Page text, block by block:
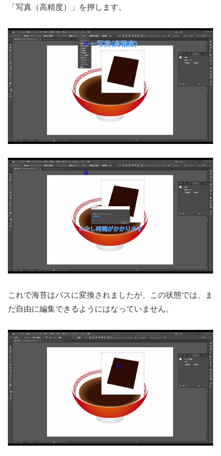
「写真（高精度）」を押します。
これで海苔はパスに変換されましたが、この状態では、ま
だ自由に編集できるようにはなっていません。